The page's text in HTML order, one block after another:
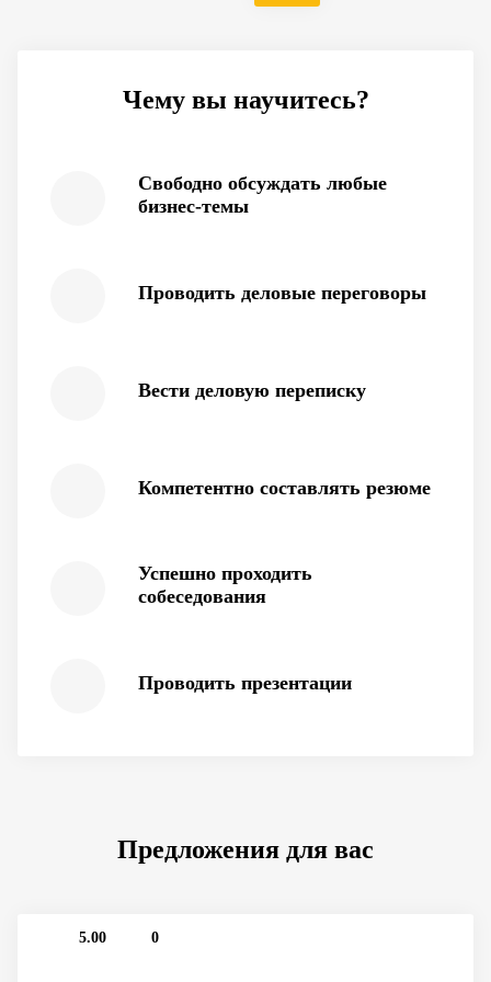
Чему вы научитесь?
Свободно обсуждать любые
бизнес-темы
Проводить деловые переговоры
Вести деловую переписку
Компетентно составлять резюме
Успешно проходить
собеседования
Проводить презентации
Предложения для вас
5.00 0